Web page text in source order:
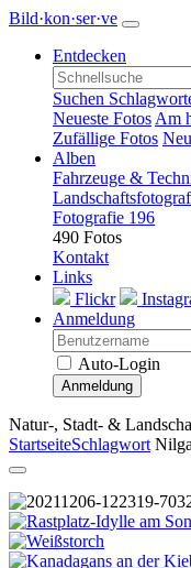
Bild·kon·ser·ve
Entdecken
Suchen
Neueste Fotos Am
Zufällige Fotos
Alben
Fahrzeuge &
Fotografie 196
490 Fotos
Kontakt
Links
Flickr
Anmeldung
Auto-Login
Anmeldung
Natur-, Stadt- &
StartseiteSchlagwort